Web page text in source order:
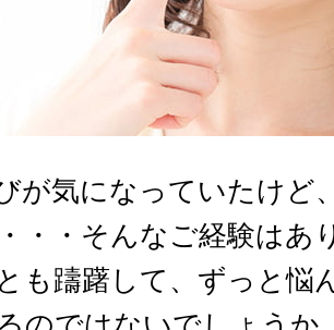
が気になっていたけど
・・そんなご経験はあ
も躊躇して、ずっと悩